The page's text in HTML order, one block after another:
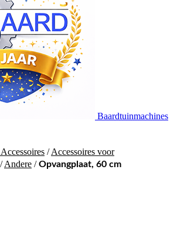
Baardtuinmachines
/Accessoires voor
/Andere /Opvangplaat, 60 cm